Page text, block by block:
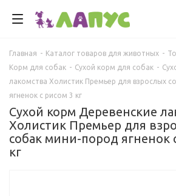
Главная - Каталог товаров для животных -
Корм для собак - Сухой корм для собак -
лакомства Холистик Премьер для взрослых
ягненок с рисом 3 кг
Сухой корм Деревенские
Холистик Премьер для
собак мини-пород ягненок
кг